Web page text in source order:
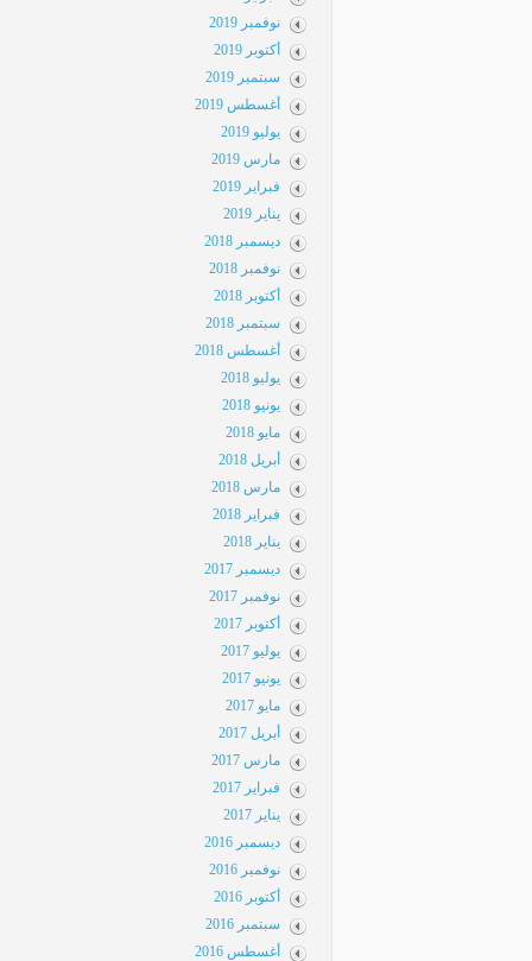
نوفمبر 2019
أكتوبر 2019
سبتمبر 2019
أغسطس 2019
يوليو 2019
مارس 2019
فبراير 2019
يناير 2019
ديسمبر 2018
نوفمبر 2018
أكتوبر 2018
سبتمبر 2018
أغسطس 2018
يوليو 2018
يونيو 2018
مايو 2018
أبريل 2018
مارس 2018
فبراير 2018
يناير 2018
ديسمبر 2017
نوفمبر 2017
أكتوبر 2017
يوليو 2017
يونيو 2017
مايو 2017
أبريل 2017
مارس 2017
فبراير 2017
يناير 2017
ديسمبر 2016
نوفمبر 2016
أكتوبر 2016
سبتمبر 2016
أغسطس 2016